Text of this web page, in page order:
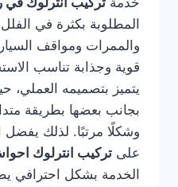
المطلوبة بكثرة في
والممرات ومواقف
قوية وجذابة تناسب
يتميز بتصميمه العملي،
بجانب بعضها بطريقة
وشكلًا مرتبًا. لذلك يفضل
على تركيب انترلوك
الخدمة بشكل احترافي